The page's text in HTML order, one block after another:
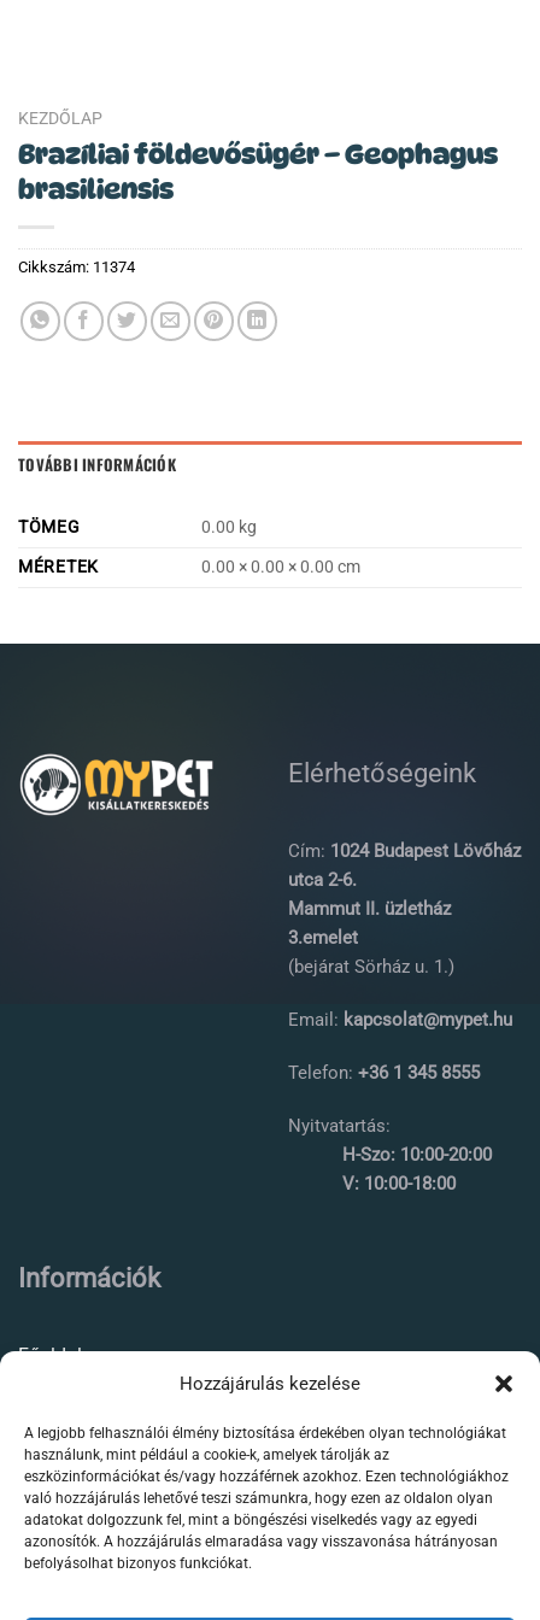
Hozzájárulás kezelése
A legjobb felhasználói élmény biztosítása érdekében olyan technológiákat
használunk, mint például a cookie-k, amelyek tárolják az
eszközinformációkat és/vagy hozzáférnek azokhoz. Ezen technológiákhoz
való hozzájárulás lehetővé teszi számunkra, hogy ezen az oldalon olyan
adatokat dolgozzunk fel, mint a böngészési viselkedés vagy az egyedi
azonosítók. A hozzájárulás elmaradása vagy visszavonása hátrányosan
befolyásolhat bizonyos funkciókat.
KEZDŐLAP
Brazíliai földevősügér – Geophagus
brasiliensis
Cikkszám: 11374
TOVÁBBI INFORMÁCIÓK
TÖMEG
0.00 kg
MÉRETEK
0.00 × 0.00 × 0.00 cm
Elérhetőségeink
Cím: 1024 Budapest Lövőház
utca 2-6.
Mammut II. üzletház
3.emelet
(bejárat Sörház u. 1.)
Email: kapcsolat@mypet.hu
Telefon: +36 1 345 8555
Nyitvatartás:
H-Szo: 10:00-20:00
V: 10:00-18:00
Információk
Főoldal
Élőállat kereskedés
Forgalmazott termékeink
Szaktanácsadás /